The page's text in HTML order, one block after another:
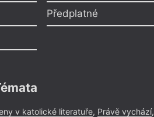
Předplatné
v katolické literatuře, Právě vychází,